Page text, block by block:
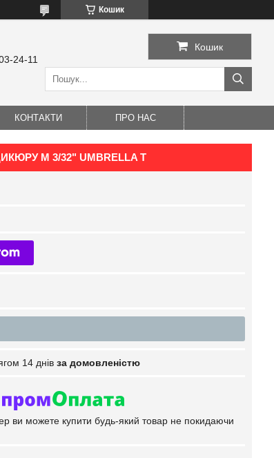
Кошик
24-11
Кошик
КОНТАКТИ ПРО НАС
M 3/32" UMBRELLA T
14 днів за домовленістю
ви можете купити будь-який товар не покидаючи